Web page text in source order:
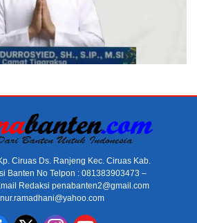
Ciruas Ds. Ranjeng Kec. Ciruas Kab.
Banten No Telpon : 081383903473 –
Redaksi penabanten2@gmail.com